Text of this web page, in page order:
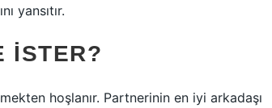
yansıtır.
ISTER?
hoşlanır. Partnerinin en iyi arkadaşı